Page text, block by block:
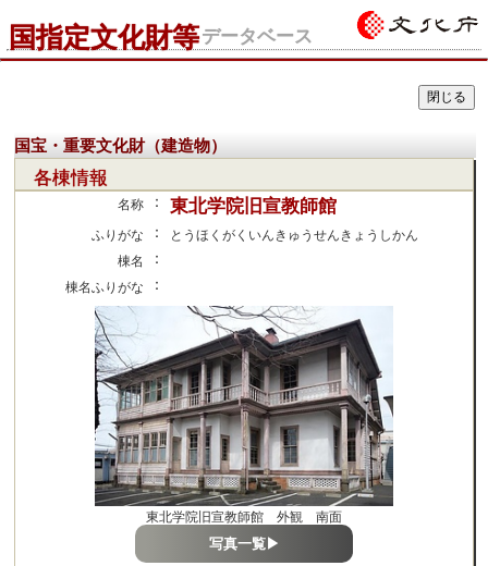
国指定文化財等データベース
国宝・重要文化財（建造物）
各棟情報
名称 ： 東北学院旧宣教師館
ふりがな ：
とうほくがくいんきゅうせんきょうしかん
棟名
：
棟名ふりがな ：
東北学院旧宣教師館 外観 南面
写真一覧▶